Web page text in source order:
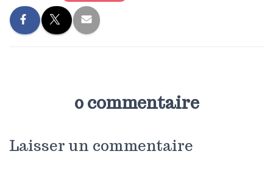
0 commentaire
Laisser un commentaire